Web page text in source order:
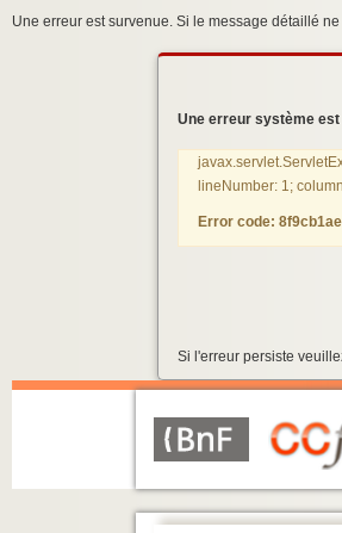
Une erreur est survenue. Si le message détaillé
Une erreur système
lineNumber: 1;
Error code:
Si l'erreur persiste